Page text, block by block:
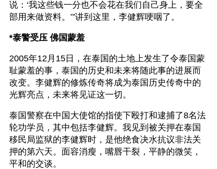
说：‘我这些钱一分也不会花在我们自己身上，要全
部用来做资料。’”讲到这里，李健辉哽咽了。
*泰警受压 佛国蒙羞
2005年12月15日，在泰国的土地上发生了令泰国蒙
耻蒙羞的事，泰国的历史和未来将随此事的进展而
改变。李健辉的修炼传奇将成为泰国历史传奇中的
光辉亮点，未来将见证这一切。
泰国警察在中国大使馆的指使下殴打和逮捕了8名法
轮功学员，其中包括李健辉。我见到被关押在泰国
移民局监狱的李健辉时，是他绝食决水抗议非法关
押的第六天。面容消瘦，嘴唇干裂，平静的微笑，
平和的交谈。